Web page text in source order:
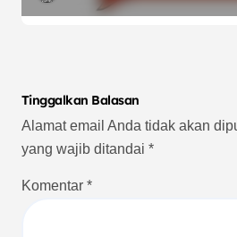
Tinggalkan Balasan
Alamat email Anda tidak akan
yang wajib ditandai *
Komentar *